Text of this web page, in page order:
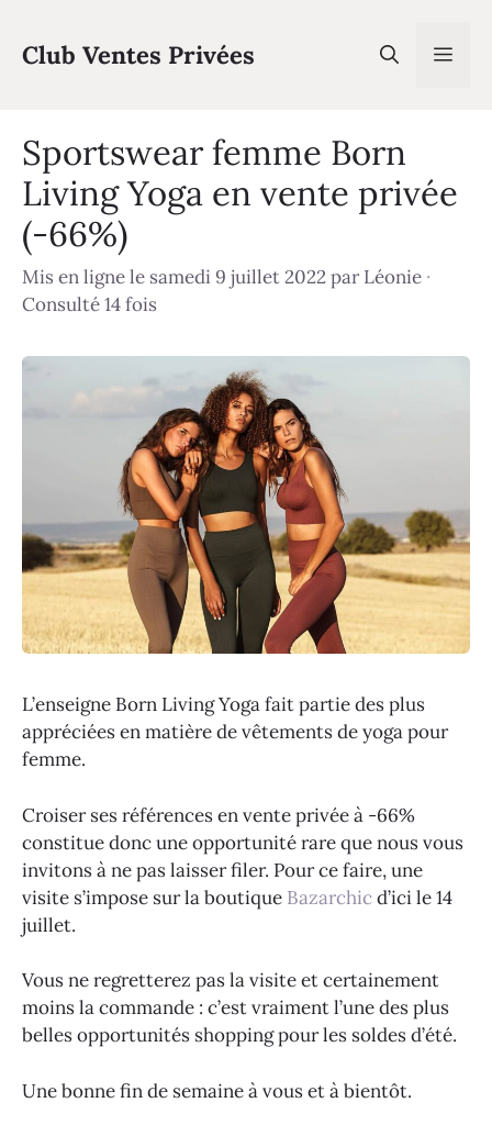
contenu
Club Ventes Privées
Sportswear femme Born
Living Yoga en vente privée
(-66%)
Mis en ligne le samedi 9 juillet 2022parLéonie ·
Consulté 14 fois
L’enseigne Born Living Yoga fait partie des plus
appréciées en matière de vêtements de yoga pour
femme.
Croiser ses références en vente privée à -66%
constitue donc une opportunité rare que nous vous
invitons à ne pas laisser filer. Pour ce faire, une
visite s’impose sur la boutique Bazarchicd’ici le 14
juillet.
Vous ne regretterez pas la visite et certainement
moins la commande : c’est vraiment l’une des plus
belles opportunités shopping pour les soldes d’été.
Une bonne fin de semaine à vous et à bientôt.